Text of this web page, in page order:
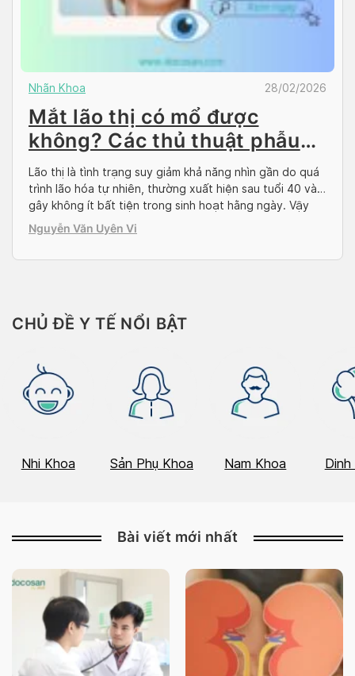
Nhãn Khoa 28/02/2026
Mắt lão thị có mổ được
không? Các thủ thuật phẫu
thuật lão thị
Lão thị là tình trạng suy giảm khả năng nhìn gần do quá
trình lão hóa tự nhiên, thường xuất hiện sau tuổi 40 và
gây không ít bất tiện trong sinh hoạt hằng ngày. Vậy
mắt lão thị có mổ được không và hiện nay có những
phương pháp phẫu thuật nào? Cùng Docosan […]
Nguyễn Văn Uyên Vi
CHỦ ĐỀ Y TẾ NỔI BẬT
Nhi Khoa Sản Phụ Khoa Nam Khoa Dinh
Bài viết mới nhất